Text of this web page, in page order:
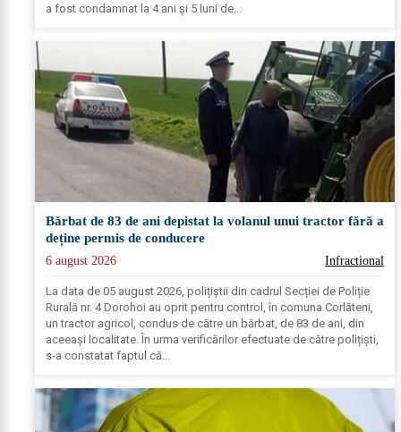
a fost condamnat la 4 ani și 5 luni de...
Bărbat de 83 de ani depistat la volanul unui tractor fără a
deține permis de conducere
6 august 2026 Infractional
La data de 05 august 2026, polițiștii din cadrul Secției de Poliție
Rurală nr. 4 Dorohoi au oprit pentru control, în comuna Corlăteni,
un tractor agricol, condus de către un bărbat, de 83 de ani, din
aceeași localitate. În urma verificărilor efectuate de către polițiști,
s-a constatat faptul că...